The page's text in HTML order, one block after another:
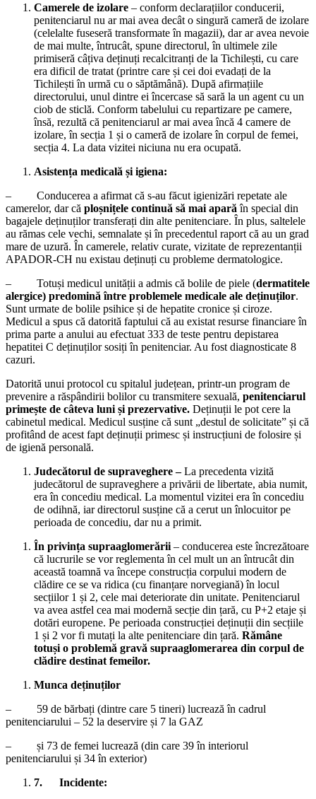
Camerele de izolare – conform declarațiilor conducerii,
penitenciarul nu ar mai avea decât o singură cameră de izolare
(celelalte fuseseră transformate în magazii), dar ar avea nevoie
de mai multe, întrucât, spune directorul, în ultimele zile
primiseră câțiva deținuți recalcitranți de la Tichilești, cu care
era dificil de tratat (printre care și cei doi evadați de la
Tichilești în urmă cu o săptămână). După afirmațiile
directorului, unul dintre ei încercase să sară la un agent cu un
ciob de sticlă. Conform tabelului cu repartizare pe camere,
însă, rezultă că penitenciarul ar mai avea încă 4 camere de
izolare, în secția 1 și o cameră de izolare în corpul de femei,
secția 4. La data vizitei niciuna nu era ocupată.
Asistența medicală și igiena:
– Conducerea a afirmat că s-au făcut igienizări repetate ale
camerelor, dar că ploșnițele continuă să mai apară în special din
bagajele deținuților transferați din alte penitenciare. În plus, saltelele
au rămas cele vechi, semnalate și în precedentul raport că au un grad
mare de uzură. În camerele, relativ curate, vizitate de reprezentanții
APADOR-CH nu existau deținuți cu probleme dermatologice.
– Totuși medicul unității a admis că bolile de piele (dermatitele
alergice) predomină între problemele medicale ale deținuților.
Sunt urmate de bolile psihice și de hepatite cronice și ciroze.
Medicul a spus că datorită faptului că au existat resurse financiare în
prima parte a anului au efectuat 333 de teste pentru depistarea
hepatitei C deținuților sosiți în penitenciar. Au fost diagnosticate 8
cazuri.
Datorită unui protocol cu spitalul județean, printr-un program de
prevenire a răspândirii bolilor cu transmitere sexuală, penitenciarul
primește de câteva luni și prezervative. Deținuții le pot cere la
cabinetul medical. Medicul susține că sunt „destul de solicitate” și că
profitând de acest fapt deținuții primesc și instrucțiuni de folosire și
de igienă personală.
Judecătorul de supraveghere –La precedenta vizită
judecătorul de supraveghere a privării de libertate, abia numit,
era în concediu medical. La momentul vizitei era în concediu
de odihnă, iar directorul susține că a cerut un înlocuitor pe
perioada de concediu, dar nu a primit.
În privința supraaglomerării – conducerea este încrezătoare
că lucrurile se vor reglementa în cel mult un an întrucât din
această toamnă va începe construcția corpului modern de
clădire ce se va ridica (cu finanțare norvegiană) în locul
secțiilor 1 și 2, cele mai deteriorate din unitate. Penitenciarul
va avea astfel cea mai modernă secție din țară, cu P+2 etaje și
dotări europene. Pe perioada construcției deținuții din secțiile
1 și 2 vor fi mutați la alte penitenciare din țară. Rămâne
totuși o problemă gravă supraaglomerarea din corpul de
clădire destinat femeilor.
Munca deținuților
– 59 de bărbați (dintre care 5 tineri) lucrează în cadrul
penitenciarului – 52 la deservire și 7 la GAZ
– și 73 de femei lucrează (din care 39 în interiorul
penitenciarului și 34 în exterior)
7. Incidente: